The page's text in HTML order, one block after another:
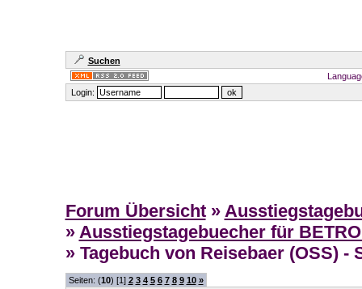
Suchen
Login:
Forum Übersicht »
» Ausstiegstagebuecher für
» Tagebuch von Reisebaer (OSS) -
Seiten: (10) [1] 2 3 4 5 6 7 8 9 10 »